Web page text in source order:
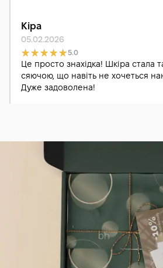
Кіра
05.02.2026
5.0
Це просто знахідка! Шкіра стала
сяючою, що навіть не хочеться
Дуже задоволена!